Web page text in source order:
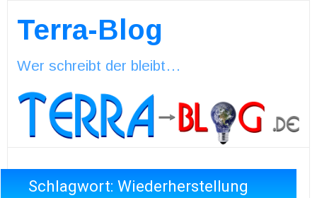
Terra-Blog
Wer schreibt der bleibt…
Schlagwort:Wiederherstellung